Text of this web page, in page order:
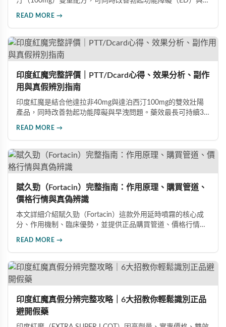
高的男性保健品選擇。
READ MORE →
印度紅魔完整評價｜PTT/Dcard心得、效果分析、副作
用與真假辨別指南
印度紅魔是結合他達拉非40mg與達泊西汀100mg的雙效壯陽
產品，同時改善勃起功能障礙與早洩問題。藥效最長可持續36
READ MORE →
賦久勁（Fortacin）完整指南：作用原理、購買管道、
價格行情與真偽辨識
本文詳細介紹賦久勁（Fortacin）這款外用延時噴霧的核心成
分、作用機制、臨床優勢，並提供正品購買管道、價格行情比
READ MORE →
印度紅魔真假分辨完整攻略｜6大招教你輕鬆識別正品
避開假藥